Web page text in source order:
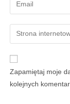
Zapamiętaj moje
kolejnych